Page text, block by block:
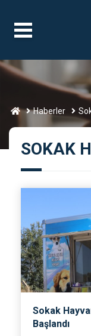
Haberler
SOKAK
Sokak
Başlandı